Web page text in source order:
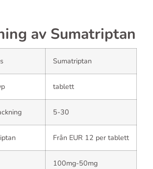
av Sumatriptan
Sumatriptan
tablett
5-30
Från EUR 12 per tablett
100mg-50mg